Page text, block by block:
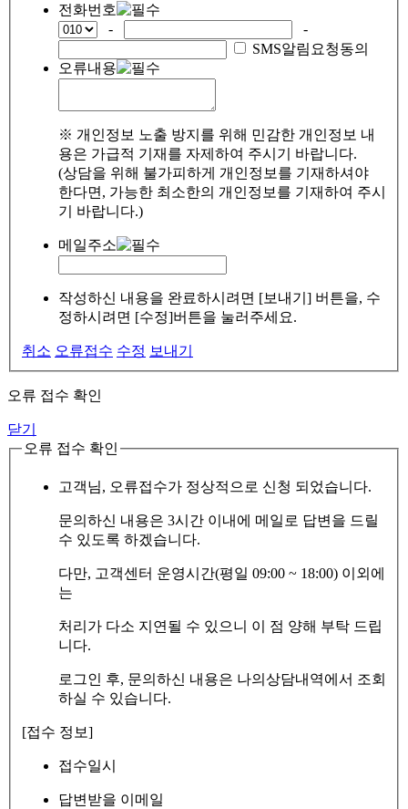
전화번호
-
-
SMS알림요청동의
오류내용
※ 개인정보 노출 방지를 위해 민감한 개인정보 내
용은 가급적 기재를 자제하여 주시기 바랍니다.
(상담을 위해 불가피하게 개인정보를 기재하셔야
한다면, 가능한 최소한의 개인정보를 기재하여 주시
기 바랍니다.)
메일주소
작성하신 내용을 완료하시려면 [보내기] 버튼을, 수
정하시려면 [수정]버튼을 눌러주세요.
취소 오류접수 수정 보내기
오류 접수 확인
닫기
오류 접수 확인
고객님, 오류접수가 정상적으로 신청 되었습니다.
문의하신 내용은 3시간 이내에 메일로 답변을 드릴
수 있도록 하겠습니다.
다만, 고객센터 운영시간(평일 09:00 ~ 18:00) 이외에
는
처리가 다소 지연될 수 있으니 이 점 양해 부탁 드립
니다.
로그인 후, 문의하신 내용은 나의상담내역에서 조회
하실 수 있습니다.
[접수 정보]
접수일시
답변받을 이메일